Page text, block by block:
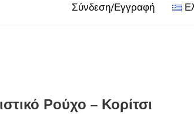
Σύνδεση/Εγγραφή
Ρούχο – Κορίτσι